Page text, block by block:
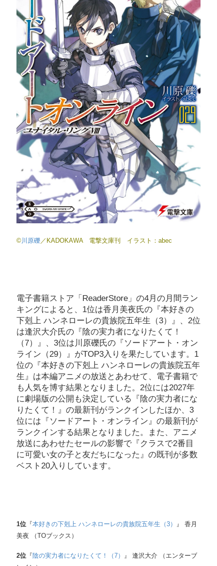
©川原礫 ／KADOKAWA 電撃文庫刊 イラスト：abec
電子書籍ストア「ReaderStore」の4月の月間ラン
キングによると、1位は香月美夜氏の『本好きの
下剋上 ハンネローレの貴族院五年生（3）』、2位
は逢沢大介氏の『陰の実力者になりたくて！
（7）』、3位は川原礫氏の『ソードアート・オン
ライン（29）』がTOP3入りを果たしています。1
位の『本好きの下剋上 ハンネローレの貴族院五年
生』は本編アニメの放送とあわせて、電子書籍で
も人気を博す結果となりました。2位には2027年
に劇場版の公開も決定している『陰の実力者にな
りたくて！』の最新刊がランクインしたほか、3
位には『ソードアート・オンライン』の最新刊が
ランクインする結果となりました。また、アニメ
放送にあわせたセールの影響で『クラスで2番目
に可愛い女の子と友だちになった』の既刊が多数
ベスト20入りしています。
1位 『本好きの下剋上 ハンネローレの貴族院五年生（3） 』 香月
美夜 （TOブックス）
2位 『陰の実力者になりたくて！（7） 』 逢沢大介 （エンターブ